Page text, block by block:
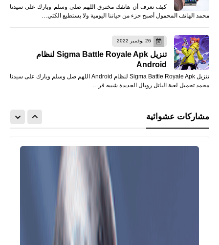
كيف تعرف أن هاتفك مخترق اللهم صلى وسلم وبارك على سيدنا
محمد الهاتف المحمول أصبح جزء من حياتنا اليومية ولا يستطيع الكثي…
26 نوفمبر 2022
تنزيل Sigma Battle Royale Apk لنظام
Android
تنزيل Sigma Battle Royale Apk لنظام Android اللهم صل وسلم وبارك على سيدنا
محمد تحميل لعبة الباتل رويال الجديدة شبيه فر…
مشاركات عشوائية